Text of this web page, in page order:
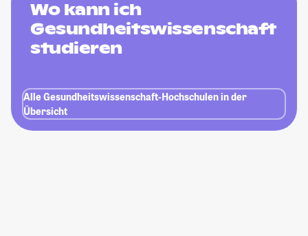
Wo kann ich
Gesundheitswissenschaft
studieren
Alle Gesundheitswissenschaft-Hochschulen in der
Übersicht